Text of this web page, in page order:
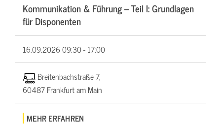
Kommunikation & Führung – Teil I: Grundlagen
für Disponenten
16.09.202609:30 - 17:00
Breitenbachstraße 7,
60487 Frankfurt am Main
MEHR ERFAHREN